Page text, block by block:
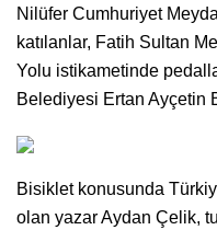
Nilüfer Cumhuriyet
katılanlar, Fatih Sultan
Yolu istikametinde
Belediyesi Ertan Ayçetin
Bisiklet konusunda
olan yazar Aydan Çelik,